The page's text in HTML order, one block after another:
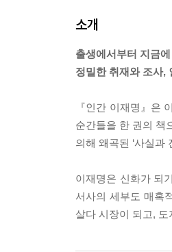
소개
출생에서부터 지금
정밀한 취재와 조사,
『인간 이재명』은
순간들을 한 권의 책
의해 왜곡된 ‘사실과
이재명은 신화가 되
서사의 세부도 매혹
살다 시장이 되고,